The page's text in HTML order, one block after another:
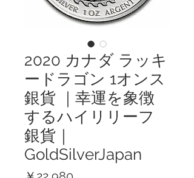
2020 カナダ ラッキ
ードラゴン 1オンス
銀貨 ｜幸運を象徴
するハイリリーフ
銀貨｜
GoldSilverJapan